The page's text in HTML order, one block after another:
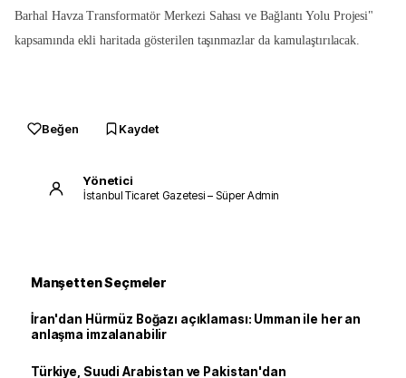
Barhal Havza Transformatör Merkezi Sahası ve Bağlantı Yolu Projesi"
kapsamında ekli haritada gösterilen taşınmazlar da kamulaştırılacak.
Beğen Kaydet
Yönetici
İstanbul Ticaret Gazetesi – Süper Admin
Manşetten Seçmeler
İran'dan Hürmüz Boğazı açıklaması: Umman ile her an
anlaşma imzalanabilir
Türkiye, Suudi Arabistan ve Pakistan'dan